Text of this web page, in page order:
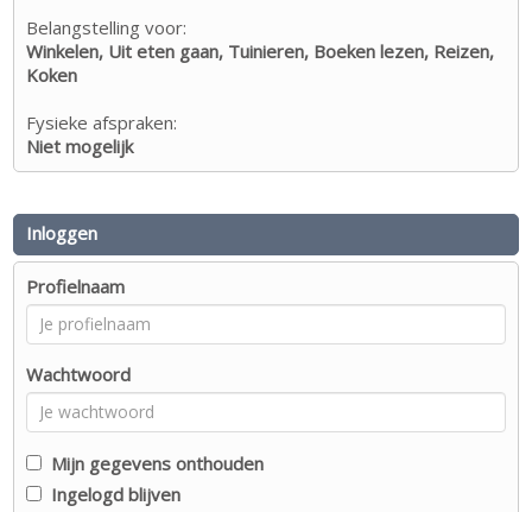
Belangstelling voor:
Winkelen, Uit eten gaan, Tuinieren, Boeken lezen, Reizen,
Koken
Fysieke afspraken:
Niet mogelijk
Inloggen
Profielnaam
Wachtwoord
Mijn gegevens onthouden
Ingelogd blijven